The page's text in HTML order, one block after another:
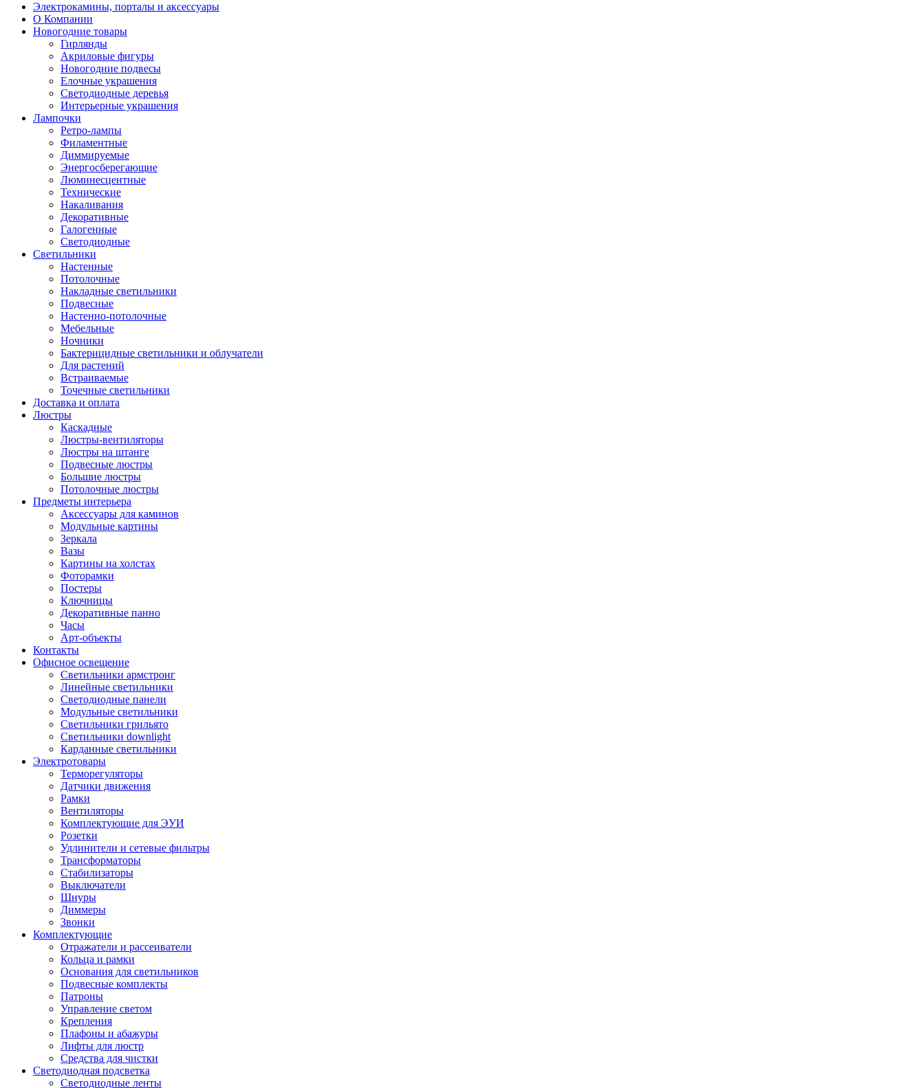
Электрокамины, порталы и аксессуары
О Компании
Новогодние товары
Гирлянды
Акриловые фигуры
Новогодние подвесы
Елочные украшения
Светодиодные деревья
Интерьерные украшения
Лампочки
Ретро-лампы
Филаментные
Диммируемые
Энергосберегающие
Люминесцентные
Технические
Накаливания
Декоративные
Галогенные
Светодиодные
Светильники
Настенные
Потолочные
Накладные светильники
Подвесные
Настенно-потолочные
Мебельные
Ночники
Бактерицидные светильники и облучатели
Для растений
Встраиваемые
Точечные светильники
Доставка и оплата
Люстры
Каскадные
Люстры-вентиляторы
Люстры на штанге
Подвесные люстры
Большие люстры
Потолочные люстры
Предметы интерьера
Аксессуары для каминов
Модульные картины
Зеркала
Вазы
Картины на холстах
Фоторамки
Постеры
Ключницы
Декоративные панно
Часы
Арт-объекты
Контакты
Офисное освещение
Светильники армстронг
Линейные светильники
Светодиодные панели
Модульные светильники
Светильники грильято
Светильники downlight
Карданные светильники
Электротовары
Терморегуляторы
Датчики движения
Рамки
Вентиляторы
Комплектующие для ЭУИ
Розетки
Удлинители и сетевые фильтры
Трансформаторы
Стабилизаторы
Выключатели
Шнуры
Диммеры
Звонки
Комплектующие
Отражатели и рассеиватели
Кольца и рамки
Основания для светильников
Подвесные комплекты
Патроны
Управление светом
Крепления
Плафоны и абажуры
Лифты для люстр
Средства для чистки
Светодиодная подсветка
Светодиодные ленты